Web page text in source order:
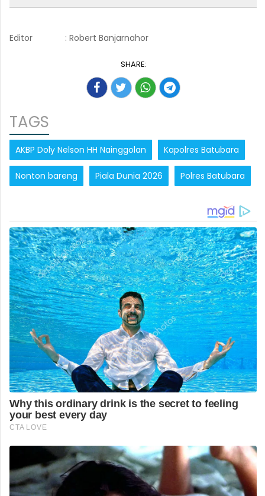
Editor : Robert Banjarnahor
SHARE:
TAGS
AKBP Doly Nelson HH Nainggolan Kapolres Batubara
Nonton bareng Piala Dunia 2026 Polres Batubara